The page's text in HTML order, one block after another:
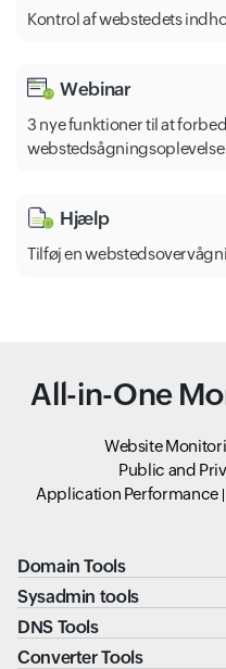
Kontrol af webstedets
Webinar
3 nye funktioner til at
webstedsågningsoplevelse
Hjælp
Tilføj en
All-in-One
Website
Public and
Application Performance
Domain Tools
Sysadmin tools
DNS Tools
Converter Tools